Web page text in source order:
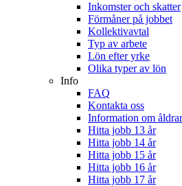
Inkomster och skatter
Förmåner på jobbet
Kollektivavtal
Typ av arbete
Lön efter yrke
Olika typer av lön
Info
FAQ
Kontakta oss
Information om åldrar
Hitta jobb 13 år
Hitta jobb 14 år
Hitta jobb 15 år
Hitta jobb 16 år
Hitta jobb 17 år